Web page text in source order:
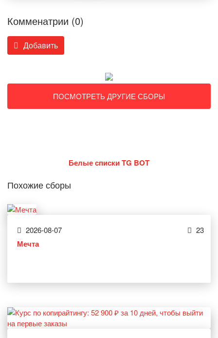
Комменатрии (0)
Добавить
ПОСМОТРЕТЬ ДРУГИЕ СБОРЫ
Белые списки TG BOT
Похожие сборы
2026-08-07 23
Мечта